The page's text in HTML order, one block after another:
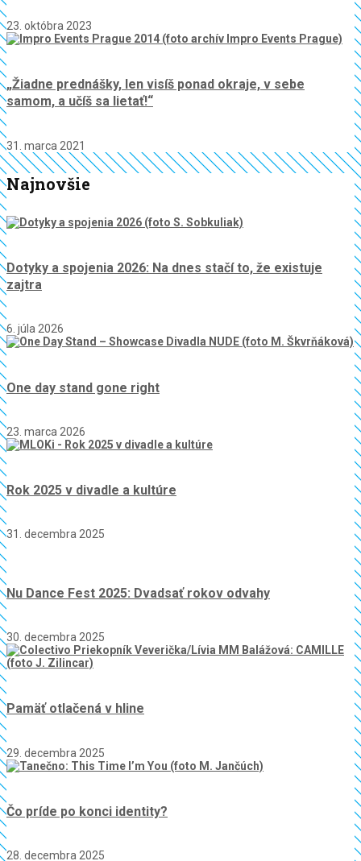
23. októbra 2023
„Žiadne prednášky, len visíš ponad okraje, v sebe
samom, a učíš sa lietať!“
31. marca 2021
Najnovšie
Dotyky a spojenia 2026: Na dnes stačí to, že existuje
zajtra
6. júla 2026
One day stand gone right
23. marca 2026
Rok 2025 v divadle a kultúre
31. decembra 2025
Nu Dance Fest 2025: Dvadsať rokov odvahy
30. decembra 2025
Pamäť otlačená v hline
29. decembra 2025
Čo príde po konci identity?
28. decembra 2025